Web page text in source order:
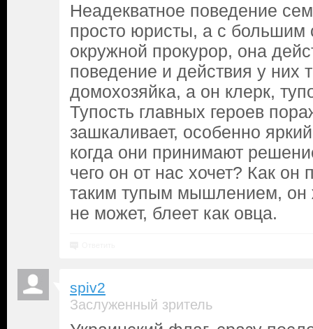
Неадекватное поведение
просто юристы, а с
окружной прокурор, она
поведение и действия у них
домохозяйка, а он клерк,
Тупость главных героев
зашкаливает, особенно
когда они принимают
чего он от нас хочет? Как
таким тупым мышлением, он
не может, блеет как овца.
spiv2
Заслуженный зритель